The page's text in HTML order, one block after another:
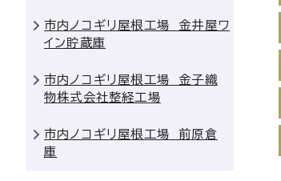
市内ノコギリ屋根工場 金井屋ワ
イン貯蔵庫
市内ノコギリ屋根工場 金子織
物株式会社整経工場
市内ノコギリ屋根工場 前原倉
庫